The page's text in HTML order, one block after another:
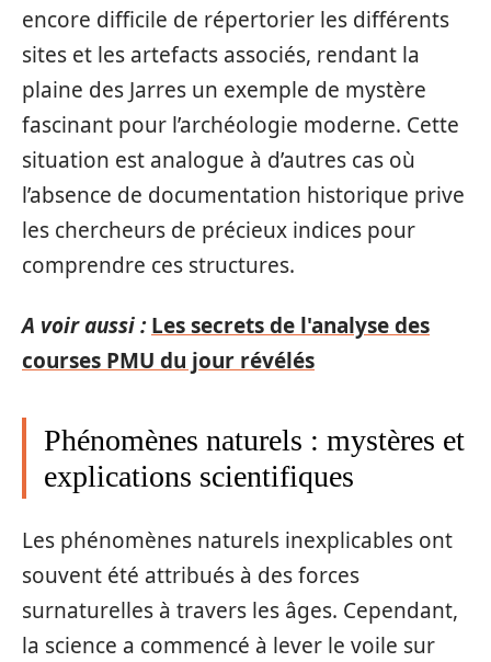
encore difficile de répertorier les différents
sites et les artefacts associés, rendant la
plaine des Jarres un exemple de mystère
fascinant pour l’archéologie moderne. Cette
situation est analogue à d’autres cas où
l’absence de documentation historique prive
les chercheurs de précieux indices pour
comprendre ces structures.
A voir aussi : Les secrets de l'analyse des
courses PMU du jour révélés
Phénomènes naturels : mystères et
explications scientifiques
Les phénomènes naturels inexplicables ont
souvent été attribués à des forces
surnaturelles à travers les âges. Cependant,
la science a commencé à lever le voile sur